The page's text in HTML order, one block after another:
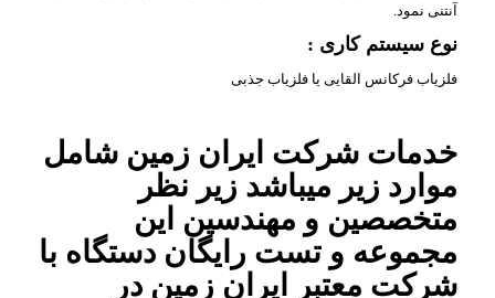
آنتنی نمود.
نوع سیستم کاری :
فلزیاب فرکانس القایی یا فلزیاب جذبی
خدمات شرکت ایران زمین شامل
موارد زیر میباشد زیر نظر
متخصصین و مهندسین این
مجموعه و تست رایگان دستگاه با
شرکت معتبر ایران زمین در